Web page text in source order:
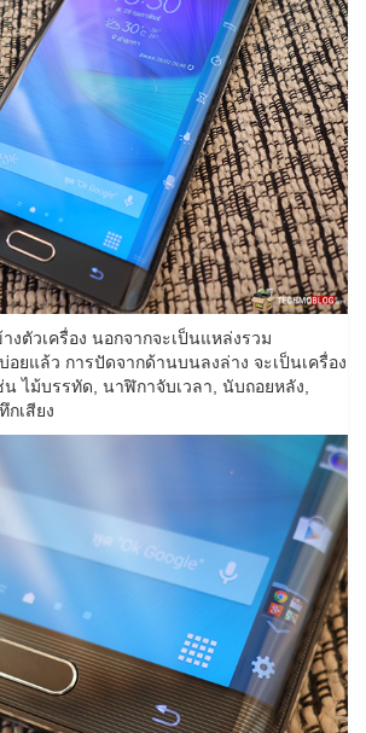
ตัวเครื่อง นอกจากจะเป็นแหล่งรวม
ยแล้ว การปัดจากด้านบนลงล่าง จะเป็นเครื่อง
น ไม้บรรทัด, นาฬิกาจับเวลา, นับถอยหลัง,
กเสียง